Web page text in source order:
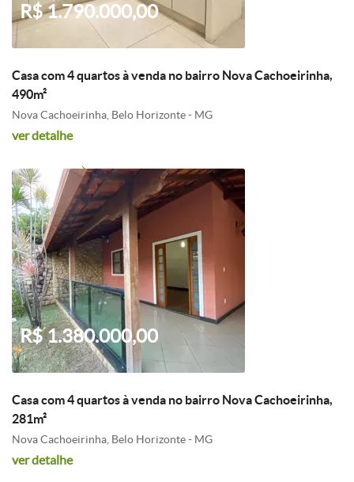
R$ 1.790.000,00
Casa com 4 quartos à venda no bairro Nova Cachoeirinha,
490m²
Nova Cachoeirinha, Belo Horizonte - MG
ver detalhe
R$ 1.380.000,00
Casa com 4 quartos à venda no bairro Nova Cachoeirinha,
281m²
Nova Cachoeirinha, Belo Horizonte - MG
ver detalhe